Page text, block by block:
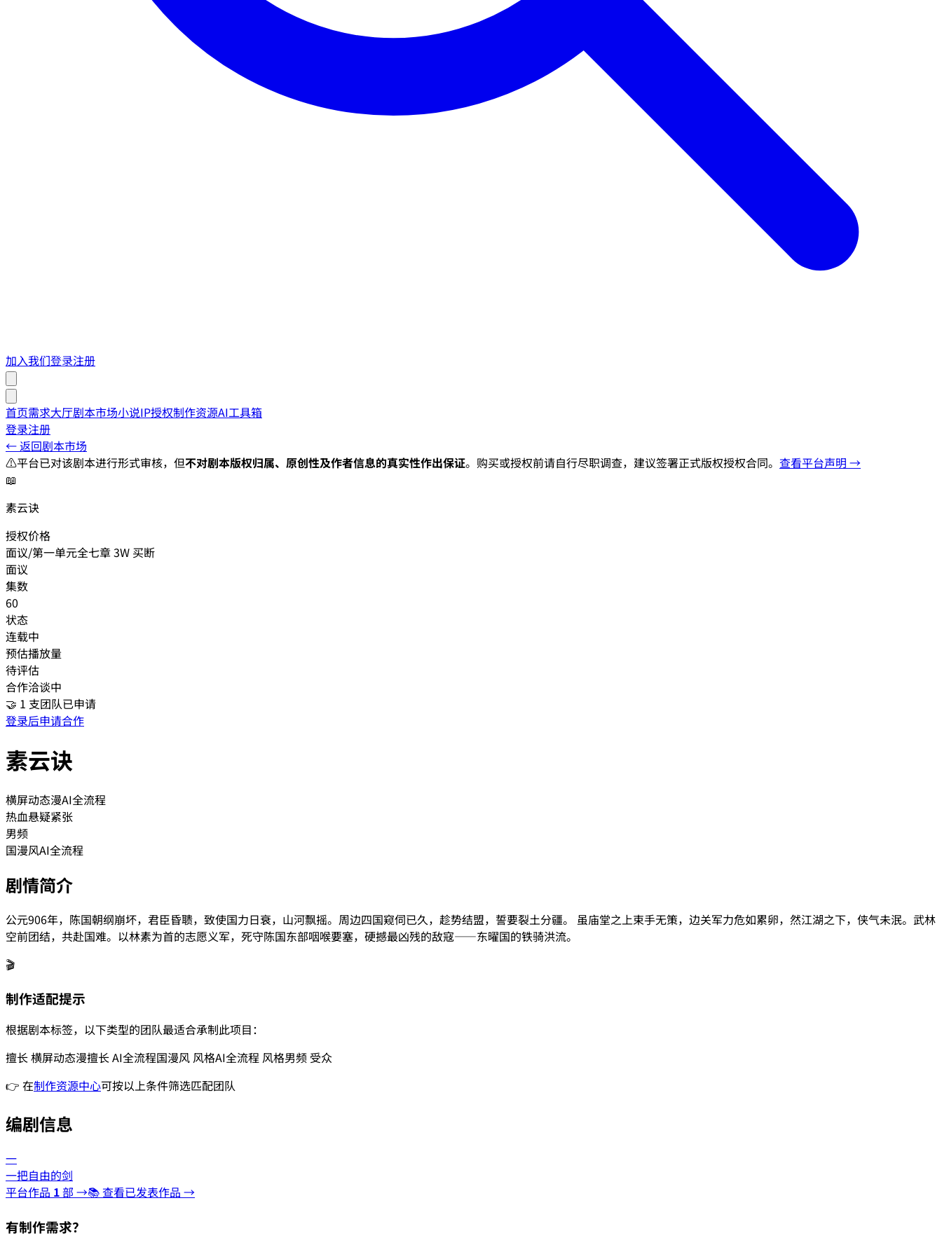
加入我们登录注册
首页需求大厅剧本市场小说IP授权制作资源AI工具箱
登录注册
← 返回剧本市场
⚠️平台已对该剧本进行形式审核，但不对剧本版权归属、原创性及作者信息的真实性作出保证。购买或授权前请自行尽职调查，建议签署正式版权授权合同。 查看平台声明 →
📖
素云诀
授权价格
面议/第一单元全七章 3W 买断
面议
集数
60
状态
连载中
预估播放量
待评估
合作洽谈中
🤝 1 支团队已申请
登录后申请合作
素云诀
横屏动态漫AI全流程
热血悬疑紧张
男频
国漫风AI全流程
剧情简介
公元906年，陈国朝纲崩坏，君臣昏聩，致使国力日衰，山河飘摇。周边四国窥伺已久，趁势结盟，誓要裂土分疆。 虽庙堂之上束手无策，边关军力危如累卵，然江湖之下，侠气未泯。武林
空前团结，共赴国难。以林素为首的志愿义军，死守陈国东部咽喉要塞，硬撼最凶残的敌寇——东曜国的铁骑洪流。
🎬
制作适配提示
根据剧本标签，以下类型的团队最适合承制此项目：
擅长横屏动态漫擅长AI全流程国漫风 风格AI全流程 风格男频 受众
👉 在制作资源中心可按以上条件筛选匹配团队
编剧信息
一
一把自由的剑
平台作品 1部 →📚 查看已发表作品 →
有制作需求？